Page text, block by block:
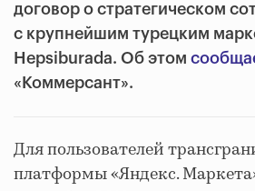
договор о стратегическом
с крупнейшим турецким
Hepsiburada. Об этом
«Коммерсант».
Для пользователей
платформы «Яндекс.